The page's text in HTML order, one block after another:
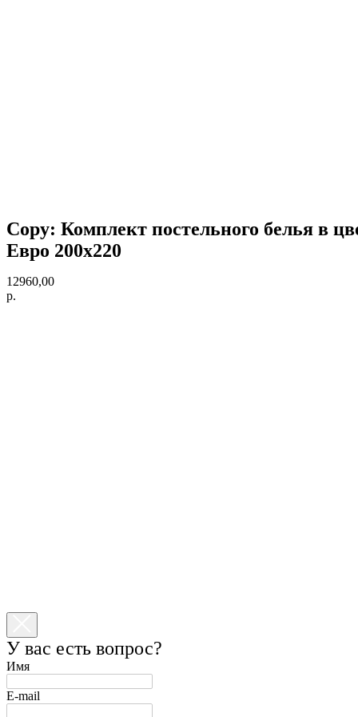
Copy: Комплект постельного белья в
Евро 200х220
12960,00
р.
У вас есть вопрос?
Имя
E-mail